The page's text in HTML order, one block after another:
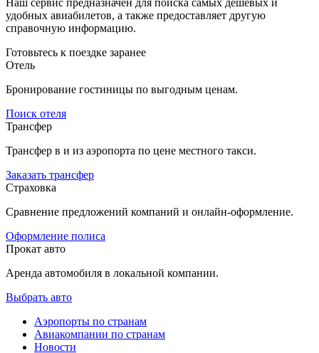
удобных авиабилетов, а также предоставляет другую
справочную информацию.
Готовьтесь к поездке заранее
Отель
Бронирование гостиницы по выгодным ценам.
Поиск отеля
Трансфер
Трансфер в и из аэропорта по цене местного такси.
Заказать трансфер
Страховка
Сравнение предложений компаний и онлайн-оформление.
Оформление полиса
Прокат авто
Аренда автомобиля в локальной компании.
Выбрать авто
Аэропорты по странам
Авиакомпании по странам
Новости